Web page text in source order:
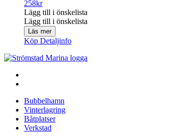
258kr
Lägg till i önskelista
Lägg till i önskelista
Läs mer
Köp Detaljinfo
Bubbelhamn
Vinterlagring
Båtplatser
Verkstad